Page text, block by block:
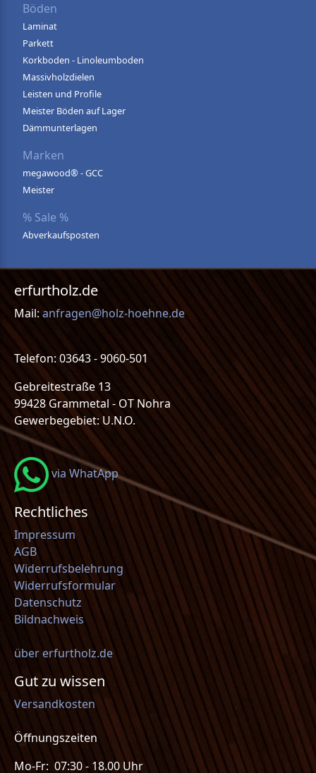
Böden
Laminat
Parkett
Korkboden - Linoleumboden
Massivholzdielen
Leisten und Profile
Meister Böden auf Lager
Dämmunterlagen
Marken
megawood® - GCC
Meister
% Sale %
Abverkaufsposten
erfurtholz.de
Mail: anfragen@holz-hoehne.de
Telefon: 03643 - 9060-501
Gebreitestraße 13
99428 Grammetal - OT Nohra
Gewerbegebiet: U.N.O.
via WhatApp
Rechtliches
Impressum
AGB
Widerrufsbelehrung
Widerrufsformular
Datenschutz
Bildnachweis
über erfurtholz.de
Gut zu wissen
Versandkosten
Öffnungszeiten
Mo-Fr: 07:30 - 18.00 Uhr